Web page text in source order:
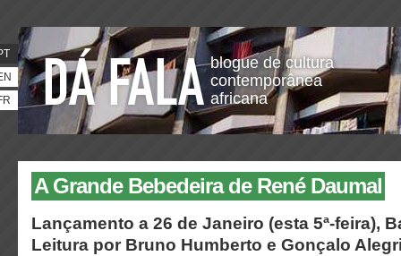
blogue de cultura
contemporânea
africana
A Grande Bebedeira de René Daumal
Lançamento a 26 de Janeiro (esta 5ª-feira),
Leitura por Bruno Humberto e Gonçalo